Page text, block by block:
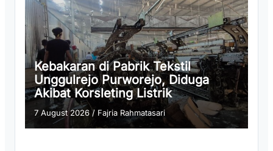
Kebakaran di Pabrik Tekstil
Unggulrejo Purworejo, Diduga
Akibat Korsleting Listrik
7 August 2026/ Fajria Rahmatasari